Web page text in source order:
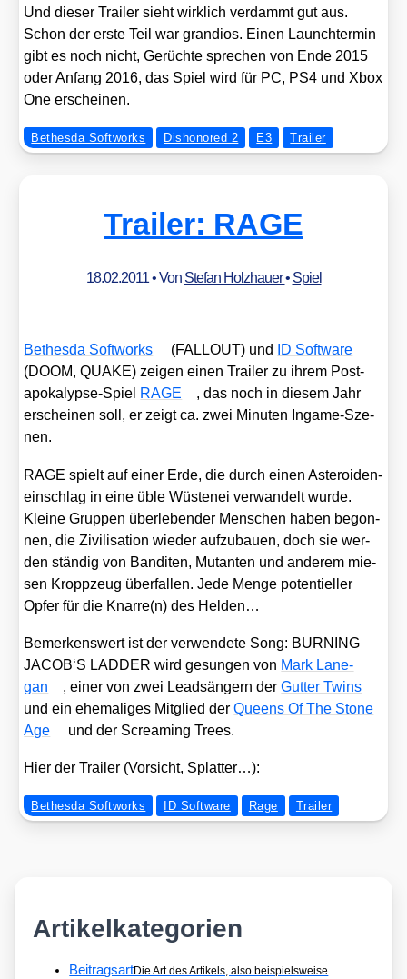
Und die­ser Trai­ler sieht wirk­lich ver­dammt gut aus.
Schon der ers­te Teil war gran­di­os. Einen Launch­ter­min
gibt es noch nicht, Gerüch­te spre­chen von Ende 2015
oder Anfang 2016, das Spiel wird für PC, PS4 und Xbox
One erschei­nen.
Bethesda Softworks Dishonored 2 E3 Trailer
Trailer: RAGE
18.02.2011• Von Stefan Holzhauer• Spiel
Bethes­da Soft­works (FALLOUT) und
ID Soft­ware
(DOOM, QUAKE) zei­gen einen Trai­ler zu ihrem Post­
apo­ka­lyp­se-Spiel RAGE
, das noch in die­sem Jahr
erschei­nen soll, er zeigt ca. zwei Minu­ten Ingame-Sze­
nen.
RAGE spielt auf einer Erde, die durch einen Aste­ro­iden­
ein­schlag in eine üble Wüs­te­nei ver­wan­delt wur­de.
Klei­ne Grup­pen über­le­ben­der Men­schen haben begon­
nen, die Zivi­li­sa­ti­on wie­der auf­zu­bau­en, doch sie wer­
den stän­dig von Ban­di­ten, Mutan­ten und ande­rem mie­
sen Kropp­zeug über­fal­len. Jede Men­ge poten­ti­el­ler
Opfer für die Knarre(n) des Hel­den…
Bemer­kens­wert ist der ver­wen­de­te Song: BURNING
JACOB‘S LADDER wird gesun­gen von Mark Lane­
gan
, einer von zwei Lead­sän­gern derGut­ter Twins
und ein ehe­ma­li­ges Mit­glied derQueens Of The Stone
Age
und der Screa­ming Trees.
Hier der Trai­ler (Vor­sicht, Splat­ter…):
Bethesda Softworks ID Software Rage Trailer
Artikelkategorien
BeitragsartDie Art des Artikels, also beispielsweise